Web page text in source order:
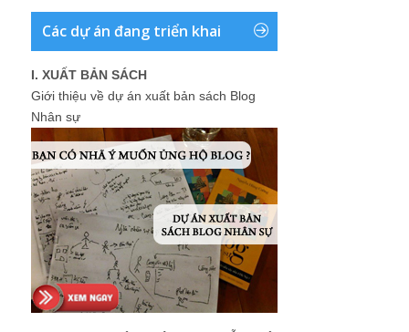
Các dự án đang triển khai
I. XUẤT BẢN SÁCH
Giới thiệu về dự án xuất bản sách Blog
Nhân sự